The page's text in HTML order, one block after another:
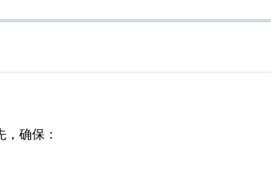
确保：